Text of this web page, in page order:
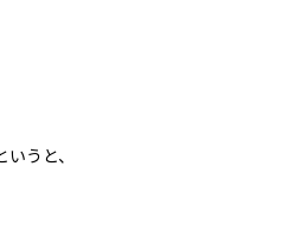
うと、